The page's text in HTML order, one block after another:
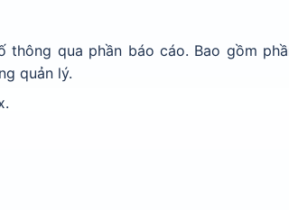
thông qua phần báo cáo. Bao gồm
quản lý.